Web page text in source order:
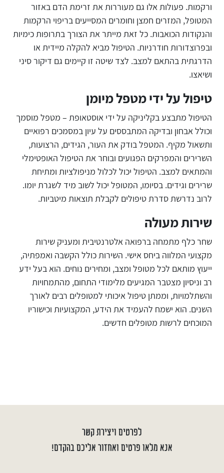
ורקמות. פעולות אלו גם מעוררות את זרימת הדם באזור
המטופל, המזרים חמצן וחומרים המסייעים בריפוי הרקמות
והנקודות הכואבות. כל זאת מייתר את הצורך בתרופות כימיות
ובפרוצדורות חודרניות. הטיפול מביא להקלה מיידית או
הדרגתית בהתאם למצב. לצד שיטה זו קיימים גם דיקור סיני
ושיאצו.
טיפול על ידי מטפל מיומן
הטיפול מתבצע בקליניקה על ידי אוסטאופת – מטפל מוסמך
וכולל אבחון ובדיקה המתבססים על עיון במסמכים רפואיים
ותשאול מקיף. המטפל בודק את העור, הגידים, הרצועות,
השרירים והמפרקים הפגועים ובוחר את הטיפול האופטימלי
והמתאים למצב. הטיפול יכול לכלול מניפולציות ומתיחת
שרירים וגידים. בסיומו, המטופל יכול לשוב מיד לשגרת יומו.
לרוב נדרשת סדרת טיפולים לקבלת תוצאות מיטביות.
שירות מעולה
שחר כלף מתמחה ברפואה אלטרנטיבית ומעניק שירות
מקצועי המלווה ביחס אישי. השירות כולל הקשבה ואמפתיה,
ייעוץ מותאם לכל מטופל ומצב, ומחירים נוחים. הוא בעל ידע
רב וניסיון מצטבר המגיעים מלימודי התחום, מהתמחויות
והשתלמויות, וממתן טיפול איכותי למטופלים רבים לאורך
השנים. הוא ישמח להעמיד את הידע, המקצועיות וכישוריו
המוכחים לרשות מטופלים חדשים.
לפרטים ויצירת קשר
אנא מלאו פרטים ואחזור אליכם בהקדם!